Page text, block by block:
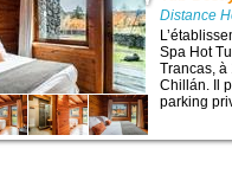
Distance
Spa Hot
Trancas, à
Chillán. Il
parking